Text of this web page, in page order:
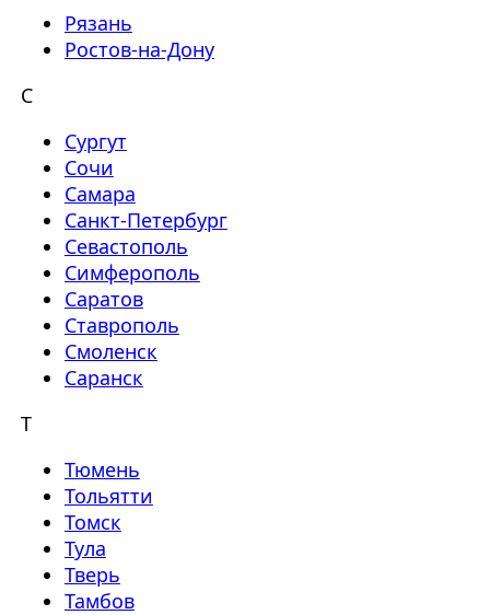
Рязань
Ростов-на-Дону
С
Сургут
Сочи
Самара
Санкт-Петербург
Севастополь
Симферополь
Саратов
Ставрополь
Смоленск
Саранск
Т
Тюмень
Тольятти
Томск
Тула
Тверь
Тамбов